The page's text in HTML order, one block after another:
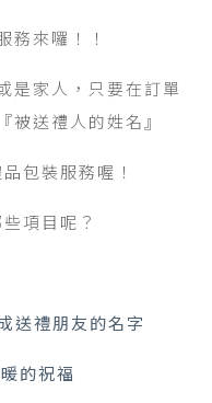
務來囉！！
是家人，只要在訂單
被送禮人的姓名』
包裝服務喔！
項目呢？
送禮朋友的名字
的祝福